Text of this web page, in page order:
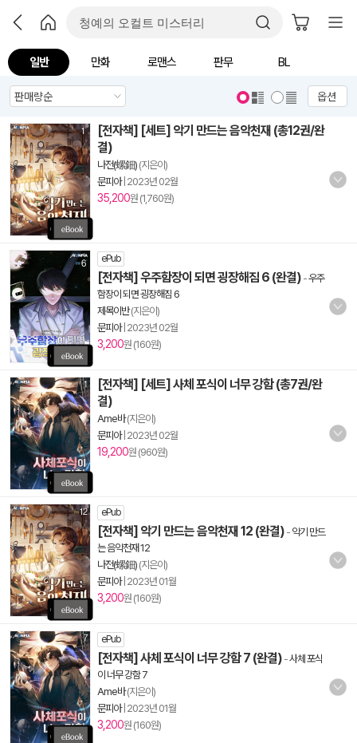
일반 만화 로맨스 판무 BL
옵션
[전자책] [세트] 악기 만드는 음악천재 (총12권/완
결)
나전(螺鈿) (지은이)
문피아| 2023년 02월
35,200원 (1,760원)
ePub
[전자책] 우주함장이 되면 굉장해짐 6 (완결) -우주
함장이 되면 굉장해짐 6
제목이반(지은이)
문피아| 2023년 02월
3,200원 (160원)
[전자책] [세트] 사체 포식이 너무 강함 (총7권/완
결)
Ame바(지은이)
문피아| 2023년 02월
19,200원 (960원)
ePub
[전자책] 악기 만드는 음악천재 12 (완결) - 악기 만드
는 음악천재 12
나전(螺鈿) (지은이)
문피아| 2023년 01월
3,200원 (160원)
ePub
[전자책] 사체 포식이 너무 강함 7 (완결) -사체 포식
이 너무 강함 7
Ame바(지은이)
문피아| 2023년 01월
3,200원 (160원)